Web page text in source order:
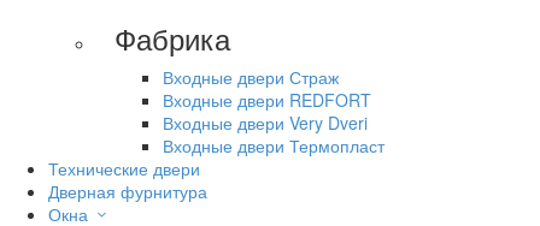
Фабрика
Входные двери Страж
Входные двери REDFORT
Входные двери Very Dveri
Входные двери Термопласт
Технические двери
Дверная фурнитура
Окна